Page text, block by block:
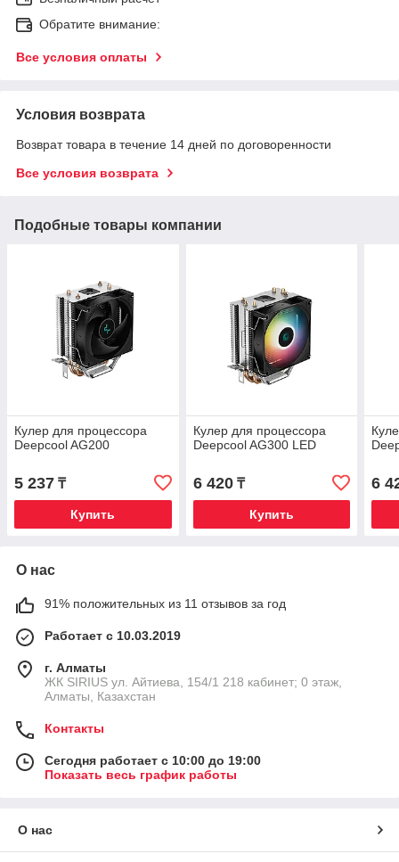
Обратите внимание:
Все условия оплаты
Условия возврата
Возврат товара в течение 14 дней по договоренности
Все условия возврата
Подобные товары компании
Кулер для процессора
Deepcool AG200
5 237 ₸
Купить
Кулер для процессора
Deepcool AG300 LED
6 420₸
Купить
6
О нас
91% положительных из 11 отзывов за год
Работает с 10.03.2019
г. Алматы
​ЖК SIRIUS​ ул. Айтиева, 154/1​ 218 кабинет; 0 этаж,
Алматы, Казахстан
Контакты
Сегодня работает с 10:00 до 19:00
Показать весь график работы
О нас